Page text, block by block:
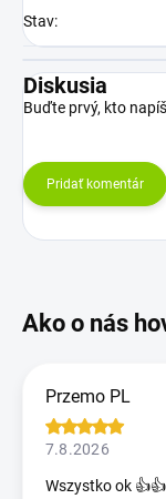
Stav:
Diskusia
Buďte prvý, kto
Pridať komentár
Przemo PL
7.8.2026
Wszystko ok